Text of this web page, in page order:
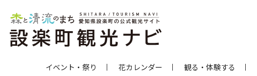
イベント・祭り 花カレンダー 観る・体験する